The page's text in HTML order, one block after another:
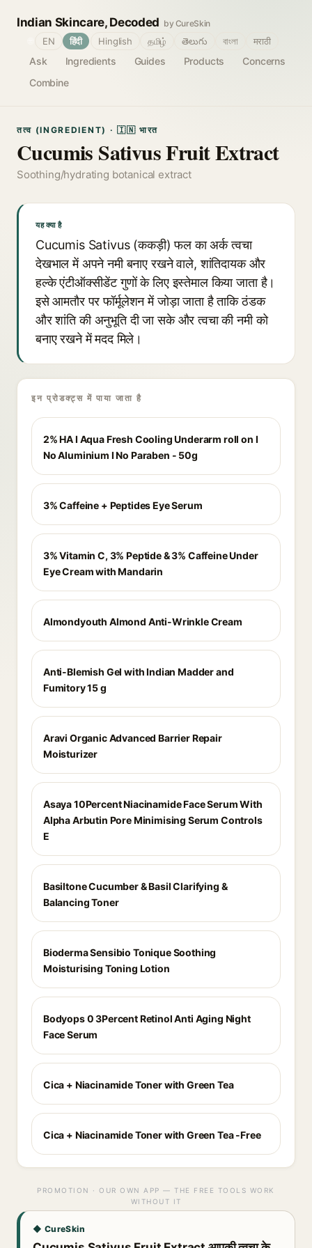
Indian Skincare, Decoded by CureSkin
Ask Ingredients Guides Products
Concerns
Combine
EN हिंदी Hinglish தமிழ் తెలుగు বাংলা मराठी
तत्व (INGREDIENT) · 🇮🇳 भारत
Cucumis Sativus Fruit Extract
Soothing/hydrating botanical extract
यह क्या है
Cucumis Sativus (ककड़ी) फल का अर्क त्वचा
देखभाल में अपने नमी बनाए रखने वाले, शांतिदायक और
हल्के एंटीऑक्सीडेंट गुणों के लिए इस्तेमाल किया जाता है।
इसे आमतौर पर फॉर्मूलेशन में जोड़ा जाता है ताकि ठंडक
और शांति की अनुभूति दी जा सके और त्वचा की नमी को
बनाए रखने में मदद मिले।
इन प्रोडक्ट्स में पाया जाता है
2% HA I Aqua Fresh Cooling Underarm roll on I
No Aluminium I No Paraben - 50g
3% Caffeine + Peptides Eye Serum
3% Vitamin C, 3% Peptide & 3% Caffeine Under
Eye Cream with Mandarin
Almondyouth Almond Anti-Wrinkle Cream
Anti-Blemish Gel with Indian Madder and
Fumitory 15 g
Aravi Organic Advanced Barrier Repair
Moisturizer
Asaya 10Percent Niacinamide Face Serum With
Alpha Arbutin Pore Minimising Serum Controls
E
Basiltone Cucumber & Basil Clarifying &
Balancing Toner
Bioderma Sensibio Tonique Soothing
Moisturising Toning Lotion
Bodyops 0 3Percent Retinol Anti Aging Night
Face Serum
Cica + Niacinamide Toner with Green Tea
Cica + Niacinamide Toner with Green Tea -Free
PROMOTION · OUR OWN APP — THE FREE TOOLS WORK
WITHOUT IT
◆ CureSkin